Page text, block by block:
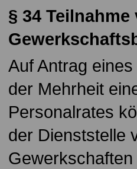
§ 34 Teilnahme
Auf Antrag
der Mehrheit
Personalrates
der Dienststelle